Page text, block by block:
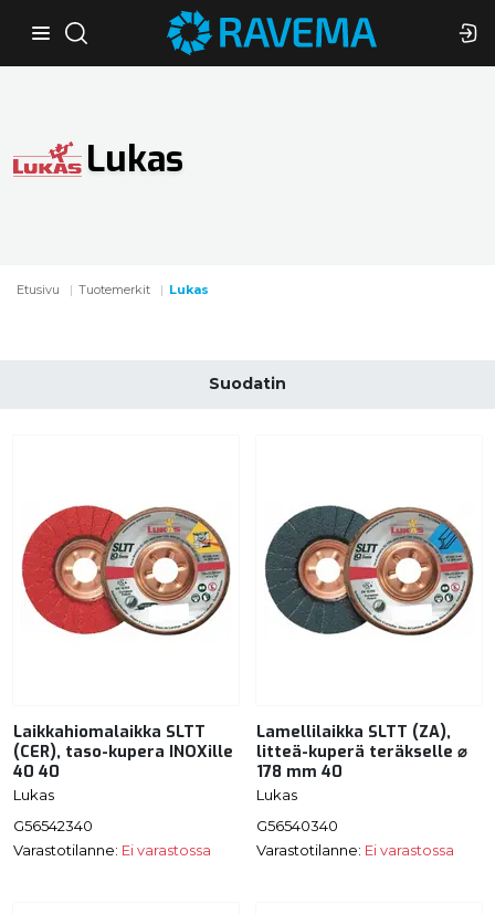
Etusivu Tuotemerkit Lukas
Lukas
Suodatin
Laikkahiomalaikka SLTT
(CER), taso-kupera INOXille
40 40
Lukas
G56542340
Varastotilanne: Ei varastossa
Lamellilaikka SLTT (ZA),
litteä-kuperä teräkselle ⌀
178 mm 40
Lukas
G56540340
Varastotilanne: Ei varastossa